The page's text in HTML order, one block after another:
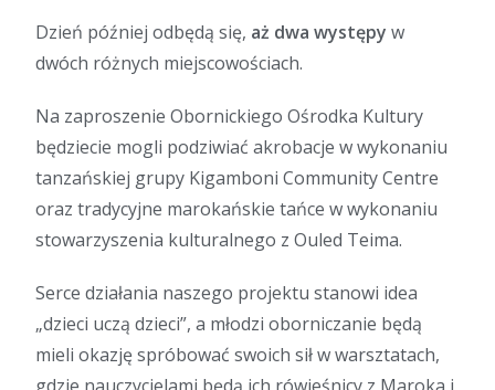
Dzień później odbędą się, aż dwa występy w
dwóch różnych miejscowościach.
Na zaproszenie Obornickiego Ośrodka Kultury
będziecie mogli podziwiać akrobacje w wykonaniu
tanzańskiej grupy Kigamboni Community Centre
oraz tradycyjne marokańskie tańce w wykonaniu
stowarzyszenia kulturalnego z Ouled Teima.
Serce działania naszego projektu stanowi idea
„dzieci uczą dzieci”, a młodzi oborniczanie będą
mieli okazję spróbować swoich sił w warsztatach,